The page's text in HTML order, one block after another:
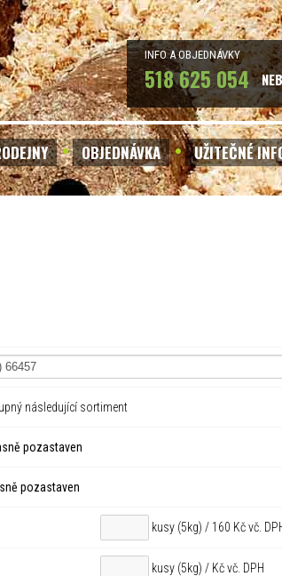
INFO A OBJEDNÁVKY
518 625 054
OBJEDNÁVKA UŽITEČNÉ
následující sortiment
pozastaven
pozastaven
kusy (5kg) / 160 Kč vč.
kusy (5kg) / Kč vč. DPH